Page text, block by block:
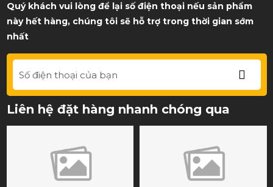
Quý khách vui lòng để lại số điện thoại nếu sản phẩm
này hết hàng, chúng tôi sẽ hỗ trợ trong thời gian sớm
nhất
Liên hệ đặt hàng nhanh chóng qua